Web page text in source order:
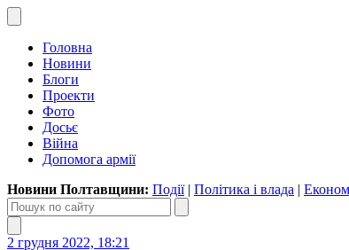
Головна
Новини
Блоги
Проекти
Фото
Досьє
Війна
Допомога армії
Новини Полтавщини: Події| Політика і влада |
2 грудня 2022, 18:21